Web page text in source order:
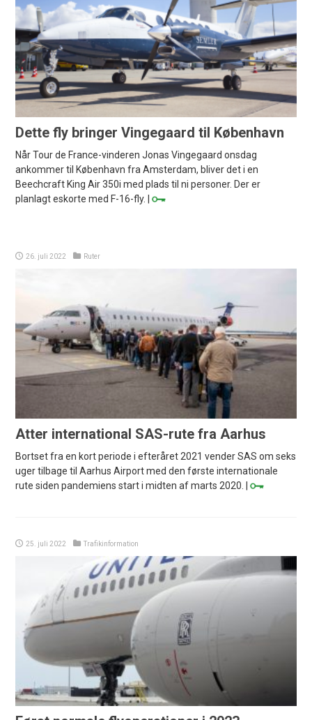
Dette fly bringer Vingegaard til København
Når Tour de France-vinderen Jonas Vingegaard onsdag
ankommer til København fra Amsterdam, bliver det i en
Beechcraft King Air 350i med plads til ni personer. Der er
planlagt eskorte med F-16-fly. |
26. juli 2022 Ruter
Atter international SAS-rute fra Aarhus
Bortset fra en kort periode i efteråret 2021 vender SAS om seks
uger tilbage til Aarhus Airport med den første internationale
rute siden pandemiens start i midten af marts 2020. |
25. juli 2022 Trafikinformation